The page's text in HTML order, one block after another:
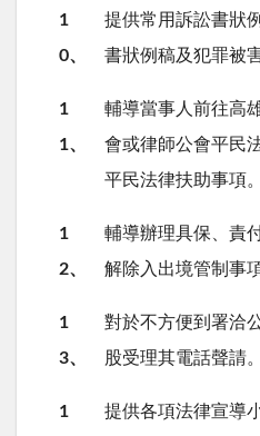
1
0、
提供常用訴訟書狀
書狀例稿及犯罪被
1
1、
輔導當事人前往高
會或律師公會平民
平民法律扶助事項。
1
2、
輔導辦理具保、責
解除入出境管制事項
1
3、
對於不方便到署洽
股受理其電話聲請。
1
提供各項法律宣導